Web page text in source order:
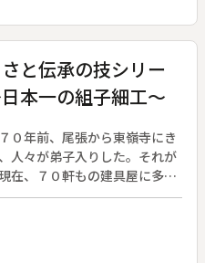
と伝承の技シリー
本一の組子細工～
０年前、尾張から東嶺寺にき
人々が弟子入りした。それが
在、７０軒もの建具屋に多く
見障子や書院障子、欄間、衝
ことに、７、８万個のピース
」は、内閣総理大臣賞に輝
生活の中に根づいて２１世